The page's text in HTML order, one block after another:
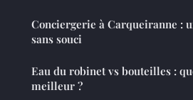
Conciergerie à Carqueiranne :
sans souci
Eau du robinet vs bouteilles :
meilleur ?